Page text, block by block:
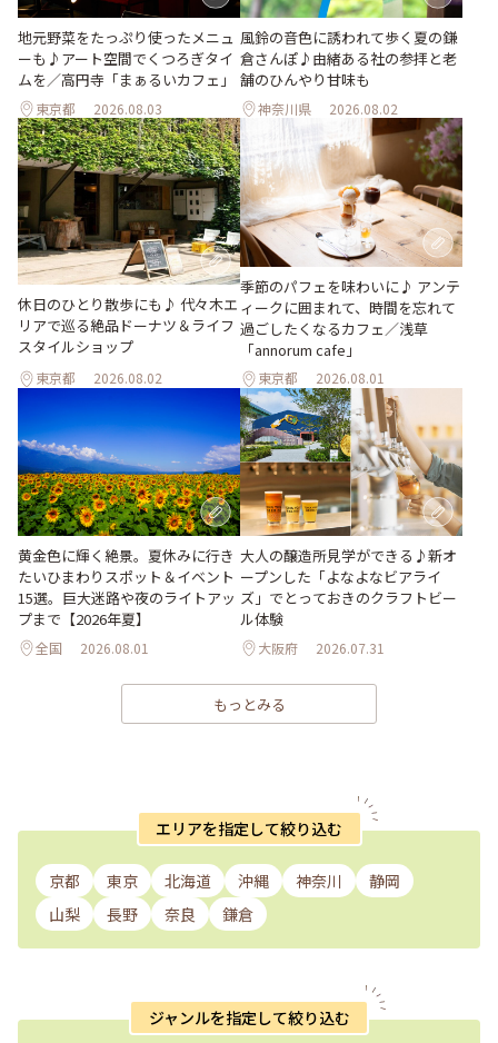
地元野菜をたっぷり使ったメニュ
ーも♪アート空間でくつろぎタイ
ムを／高円寺「まぁるいカフェ」
東京都 2026.08.03
風鈴の音色に誘われて歩く夏の鎌
倉さんぽ♪由緒ある社の参拝と老
舗のひんやり甘味も
神奈川県 2026.08.02
休日のひとり散歩にも♪ 代々木エ
リアで巡る絶品ドーナツ＆ライフ
スタイルショップ
東京都 2026.08.02
季節のパフェを味わいに♪ アンテ
ィークに囲まれて、時間を忘れて
過ごしたくなるカフェ／浅草
「annorum cafe」
東京都 2026.08.01
黄金色に輝く絶景。夏休みに行き
たいひまわりスポット＆イベント
15選。巨大迷路や夜のライトアッ
プまで【2026年夏】
全国 2026.08.01
大人の醸造所見学ができる♪新オ
ープンした「よなよなビアライ
ズ」でとっておきのクラフトビー
ル体験
大阪府 2026.07.31
もっとみる
エリアを指定して絞り込む
京都 東京 北海道 沖縄 神奈川
静岡
山梨
長野 奈良 鎌倉
ジャンルを指定して絞り込む